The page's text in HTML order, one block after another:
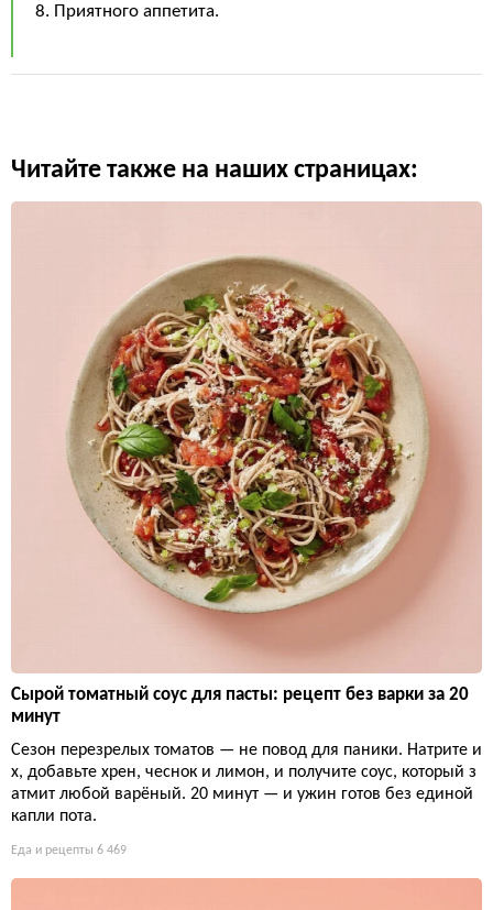
8. Приятного аппетита.
Читайте также на наших страницах:
Сырой томатный соус для пасты: рецепт без варки за 20
минут
Сезон перезрелых томатов — не повод для паники. Натрите и
х, добавьте хрен, чеснок и лимон, и получите соус, который з
атмит любой варёный. 20 минут — и ужин готов без единой
капли пота.
Еда и рецепты 6 469